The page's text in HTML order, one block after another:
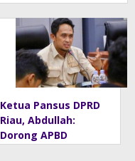
Ketua Pansus DPRD
Riau, Abdullah:
Dorong APBD